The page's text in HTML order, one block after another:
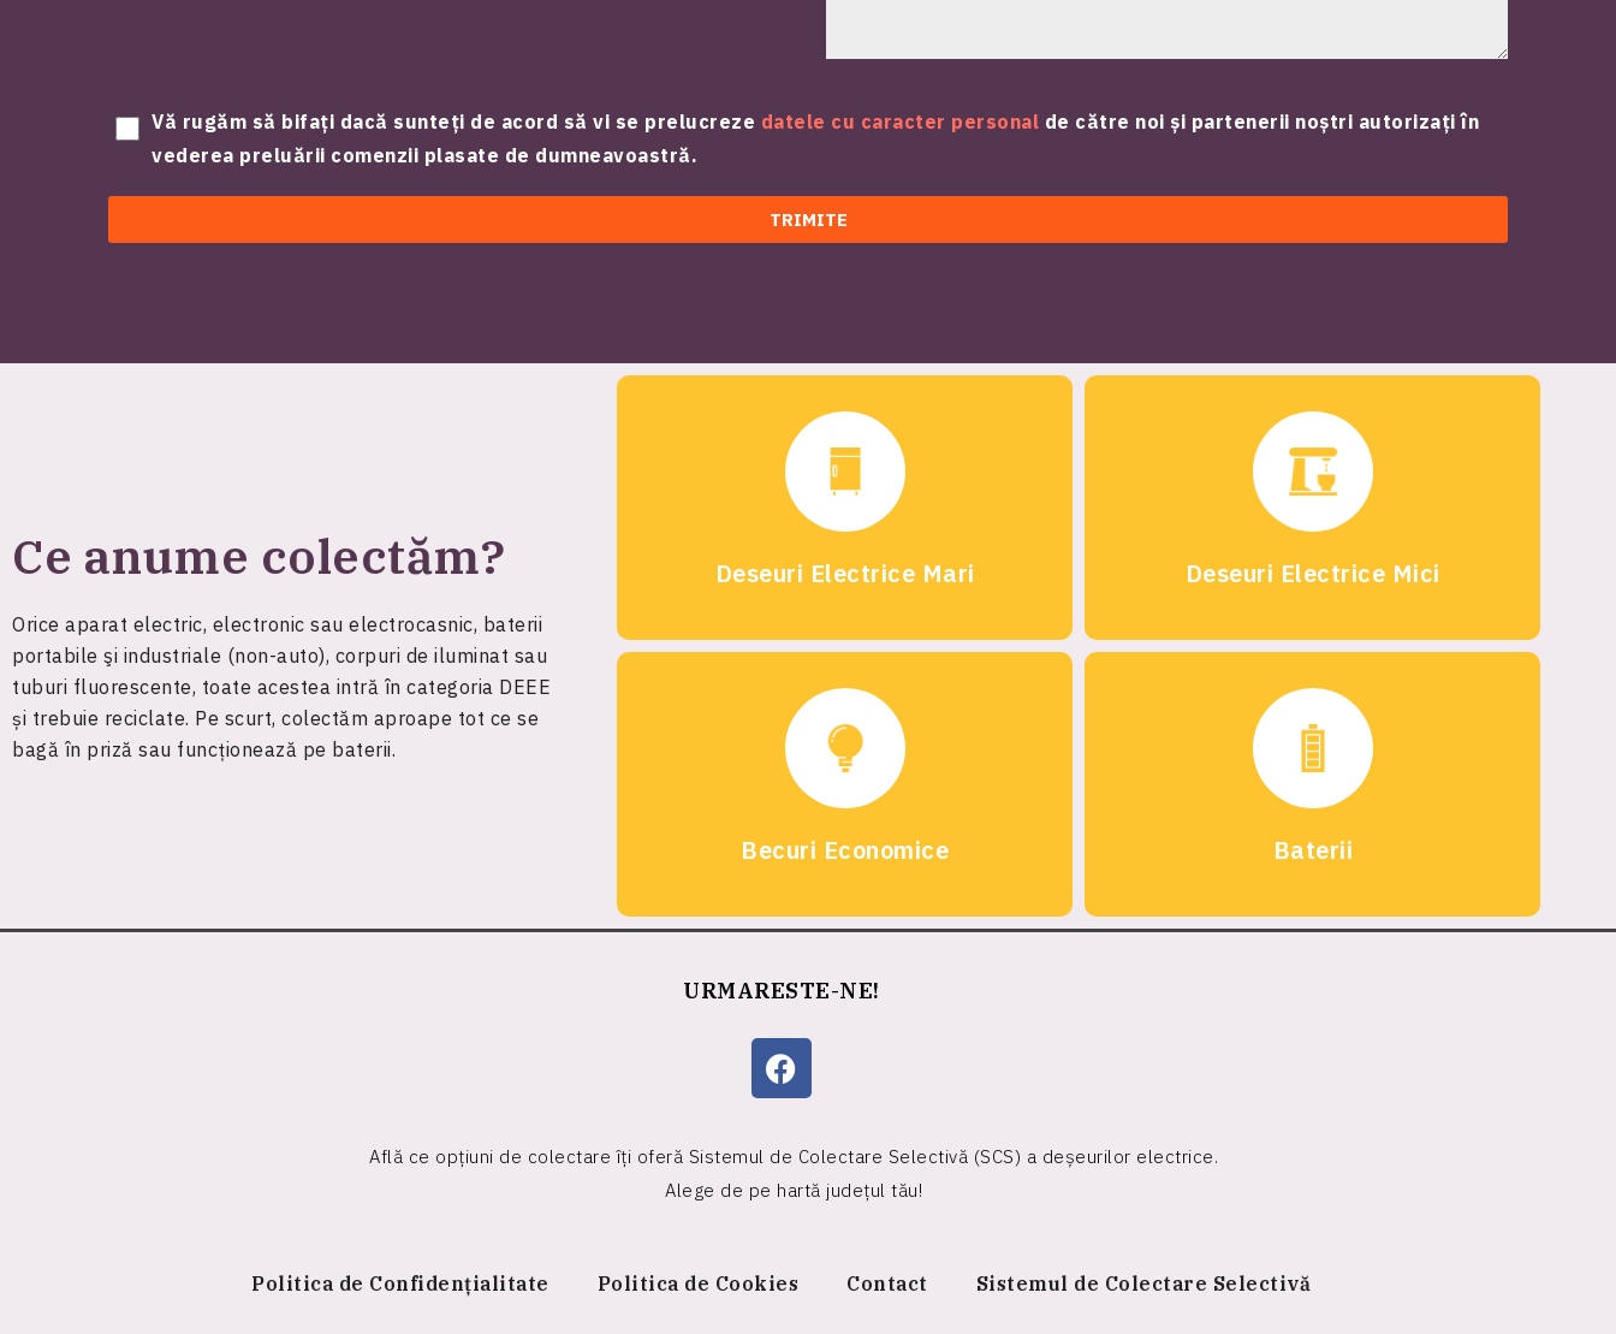
Vă rugăm să bifați dacă sunteți de acord să vi se prelucreze datele cu caracter personal de către noi și partenerii noștri autorizați în
vederea preluării comenzii plasate de dumneavoastră.
Ce anume colectăm?
Orice aparat electric, electronic sau electrocasnic, baterii
portabile şi industriale (non-auto), corpuri de iluminat sau
tuburi fluorescente, toate acestea intră în categoria DEEE
și trebuie reciclate. Pe scurt, colectăm aproape tot ce se
bagă în priză sau funcționează pe baterii.
Deseuri Electrice Mari
Becuri Economice
Deseuri Electrice Mici
Baterii
URMARESTE-NE!
Află ce opțiuni de colectare îți oferă Sistemul de Colectare Selectivă (SCS) a deșeurilor electrice.
Alege de pe hartă județul tău!
Politica de Confidențialitate Politica de Cookies Contact Sistemul de Colectare Selectivă